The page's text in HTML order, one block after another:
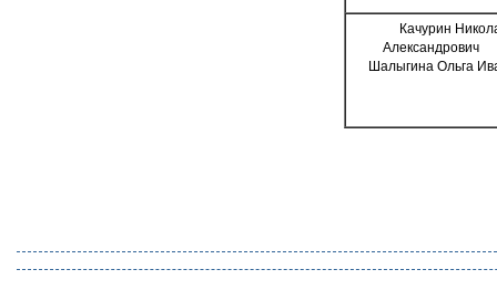
Качурин
Шалыгина Ольга